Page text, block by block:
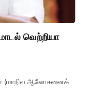
வெற்றியா
(மாநில ஆலோசனைக்